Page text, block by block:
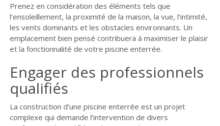
Prenez en considération des éléments tels que
l’ensoleillement, la proximité de la maison, la vue, l’intimité,
les vents dominants et les obstacles environnants. Un
emplacement bien pensé contribuera à maximiser le plaisir
et la fonctionnalité de votre piscine enterrée.
Engager des professionnels
qualifiés
La construction d’une piscine enterrée est un projet
complexe qui demande l’intervention de divers